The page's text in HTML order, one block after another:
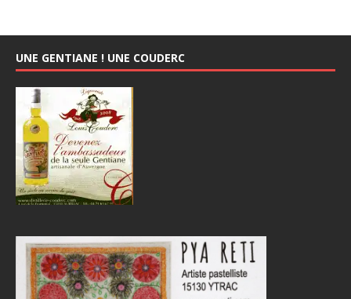
UNE GENTIANE ! UNE COUDERC